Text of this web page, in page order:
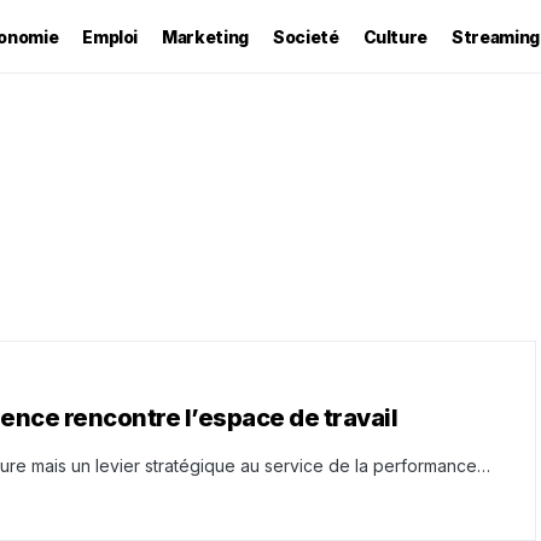
Emploi Marketing Societé Culture Streaming
rencontre l’espace de travail
mais un levier stratégique au service de la performance…